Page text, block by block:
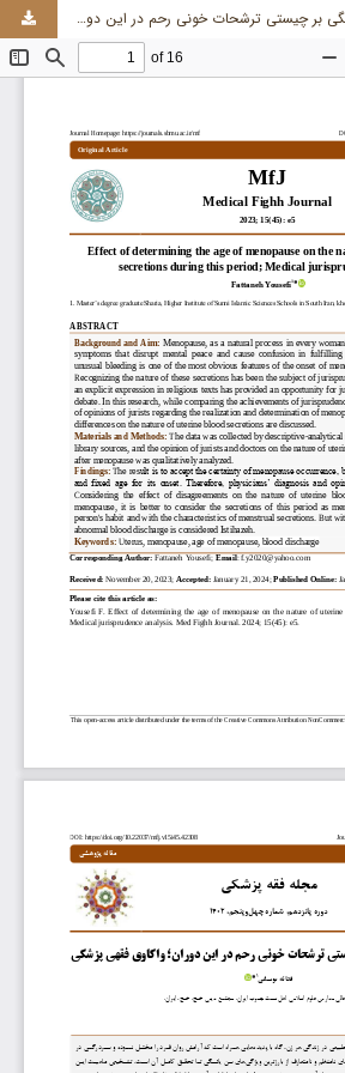
اثر تعیین سن یائسگی بر چیستی ترشحات خونی رحم در این دوران؛ واکاوی فقهی پزشکی